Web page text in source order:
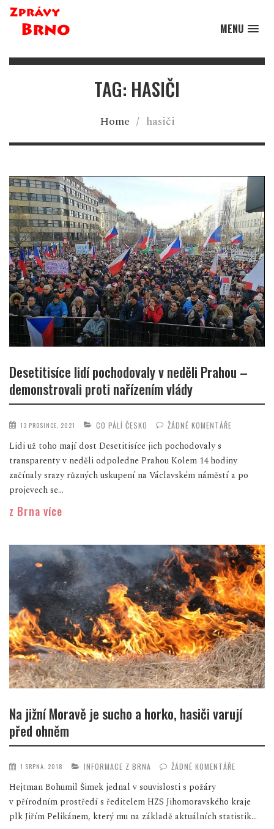
MENU
TAG: HASIČI
Home / hasiči
Desetitisíce lidí pochodovaly v neděli Prahou –
demonstrovali proti nařízením vlády
13 PROSINCE, 2021 CO PÁLÍ ČESKO ŽÁDNÉ KOMENTÁŘE
Lidi už toho mají dost Desetitisíce jich pochodovaly s
transparenty v neděli odpoledne Prahou Kolem 14 hodiny
začínaly srazy různých uskupení na Václavském náměstí a po
projevech se...
z Brna více
Na jižní Moravě je sucho a horko, hasiči varují
před ohněm
1 SRPNA, 2018 INFORMACE Z BRNA ŽÁDNÉ KOMENTÁŘE
Hejtman Bohumil Šimek jednal v souvislosti s požáry
v přírodním prostředí s ředitelem HZS Jihomoravského kraje
plk Jiřím Pelikánem, který mu na základě aktuálních statistik...